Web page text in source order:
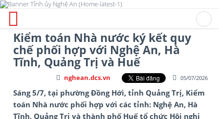
Kiểm toán Nhà nước ký kết quy
chế phối hợp với Nghệ An, Hà
Tĩnh, Quảng Trị và Huế
05/07/2026
nghean.dcs.vn
Sáng 5/7, tại phường Đồng Hới, tỉnh Quảng Trị, Kiểm
toán Nhà nước phối hợp với các tỉnh: Nghệ An, Hà
Tĩnh, Quảng Trị và thành phố Huế tổ chức Hội nghị